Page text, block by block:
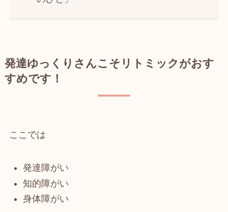
発達ゆっくりさんこそリトミックがおす
すめです！
ここでは
発達障がい
知的障がい
身体障がい